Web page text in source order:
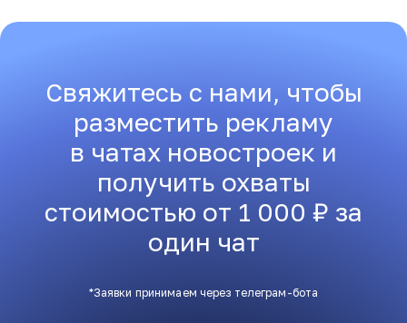
Свяжитесь с нами, чтобы
разместить рекламу
в чатах новостроек и
получить охваты
стоимостью от 1 000 ₽ за
один чат
*Заявки принимаем через телеграм-бота